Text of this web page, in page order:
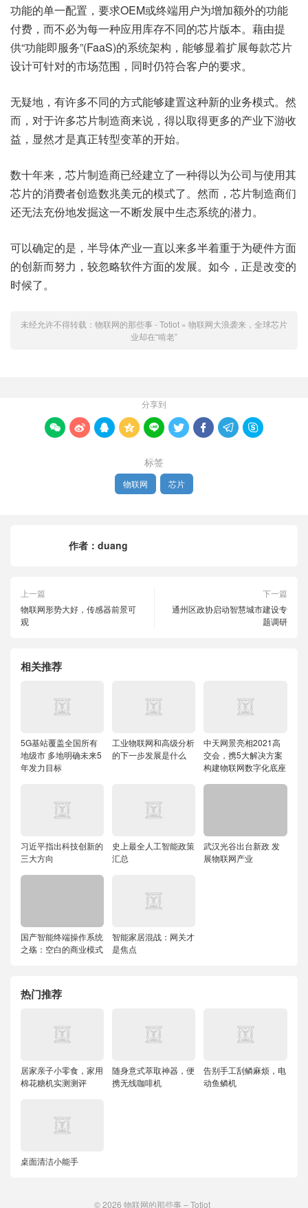
功能的单一配置，要求OEM或终端用户为增加额外的功能
付费，而不必为每一种应用库存不同的芯片版本。藉由提
供“功能即服务”(FaaS)的系统架构，能够显着扩展每款芯片
设计可针对的市场范围，同时仍符合客户的要求。
无疑地，有许多不同的方式能够建置这种新的业务模式。然
而，对于许多芯片制造商来说，得以取得更多的产业下游收
益，显然才是真正转型变革的开始。
数十年来，芯片制造商已经建立了一种得以为公司与使用其
芯片的消费者创造数兆美元的模式了。然而，芯片制造商们
还无法充份地发掘这一不断发展中生态系统的潜力。
可以确定的是，半导体产业一直以来多半着重于为硬件方面
的创新而努力，较忽略软件方面的发展。如今，正是改变的
时候了。
未经允许不得转载： 物联网的那些事 - Totiot » 物联网大浪袭来，全球芯片
业却在“啃老”
分享到
        
标签
物联网 芯片
作者： duang
上一篇
物联网形势大好，传感器前景可
观
下一篇
通州区政协启动智慧城市建设专
题调研
相关推荐
5G基站覆盖全国所有
地级市 多地明确未来5
年发力目标
工业物联网和高级分析
的下一步发展是什么
中天网景亮相2021高
交会，携5大解决方案
构建物联网数字化底座
习近平指出科技创新的
三大方向
史上最全人工智能政策
汇总
武汉光谷出台新政 发
展物联网产业
国产智能终端操作系统
之殇：空白的商业模式
智能家居混战：网关才
是焦点
热门推荐
居家亲子小零食，家用
棉花糖机实测测评
随身意式萃取神器，便
携无线咖啡机
告别手工刮鳞麻烦，电
动鱼鳞机
桌面清洁小能手
© 2026 物联网的那些事 – Totiot